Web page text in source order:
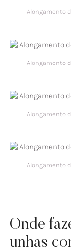
Alongamento
Alongamento
Alongamento
Alongamento
Onde
unhas